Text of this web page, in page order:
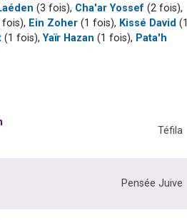
(3 fois), Cha'ar Yossef (2 fois),
fois), Ein Zoher (1 fois), Kissé David (1
(1 fois),Yaïr Hazan (1 fois), Pata'h
Téfila
Pensée Juive